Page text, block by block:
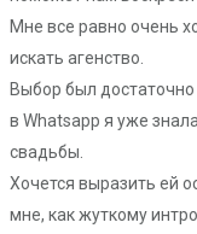
Мне все равно очень
искать агенство.
Выбор был достаточно
в Whatsapp я уже
свадьбы.
Хочется выразить ей
мне, как жуткому